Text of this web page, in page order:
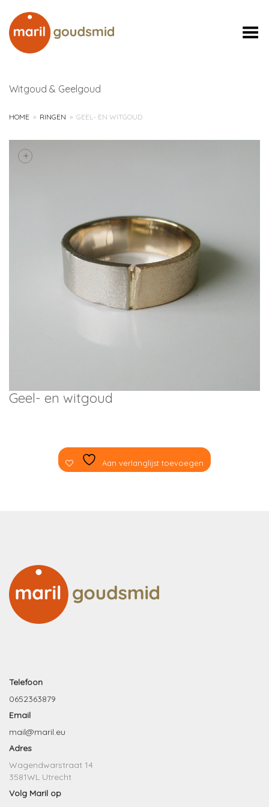
Toggle Menu
Witgoud & Geelgoud
HOME » RINGEN » GEEL- EN WITGOUD
+
Geel- en witgoud
Aan verlanglijst toevoegen
Telefoon
0652363879
Email
mail@maril.eu
Adres
Wagendwarstraat 14
3581WL Utrecht
Volg Maril op